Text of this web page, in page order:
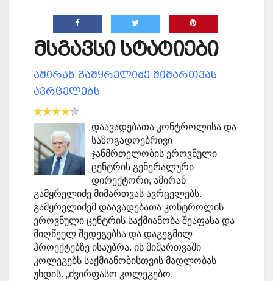
მსგავსი სტატიები
ამირან გამყრელიძე მიმართვას
ავრცელებს
დაავადებათა კონტროლისა და
საზოგადოებრივი
ჯანმრთელობის ეროვნული
ცენტრის გენერალური
დირექტორი, ამირან
გამყრელიძე მიმართვას ავრცელებს.
გამყრელიძემ დაავადებათა კონტროლის
ეროვნული ცენტრის საქმიანობა შეაფასა და
მიღწეულ შედეგებსა და დაგეგმილ
პროექტებზე ისაუბრა. ის მიმართვაში
კოლეგებს საქმიანობისთვის მადლობას
უხდის. „ძვირფასო კოლეგებო,